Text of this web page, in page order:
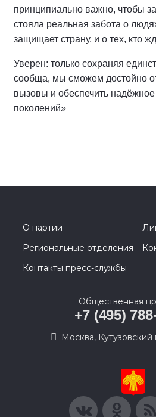
принципиально важно, чтобы
стояла реальная забота о
защищает страну, и о тех, кто
Уверен: только сохраняя
сообща, мы сможем достойно
вызовы и обеспечить
поколений»
О партии
Региональные отделения
Контакты пресс-службы
Общественная
+7 (495)
Москва, Кутузовский